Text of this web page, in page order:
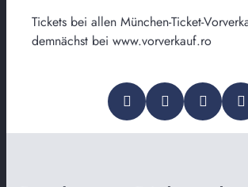
Tickets bei allen München-Ticket-
demnächst bei www.vorverkauf.ro